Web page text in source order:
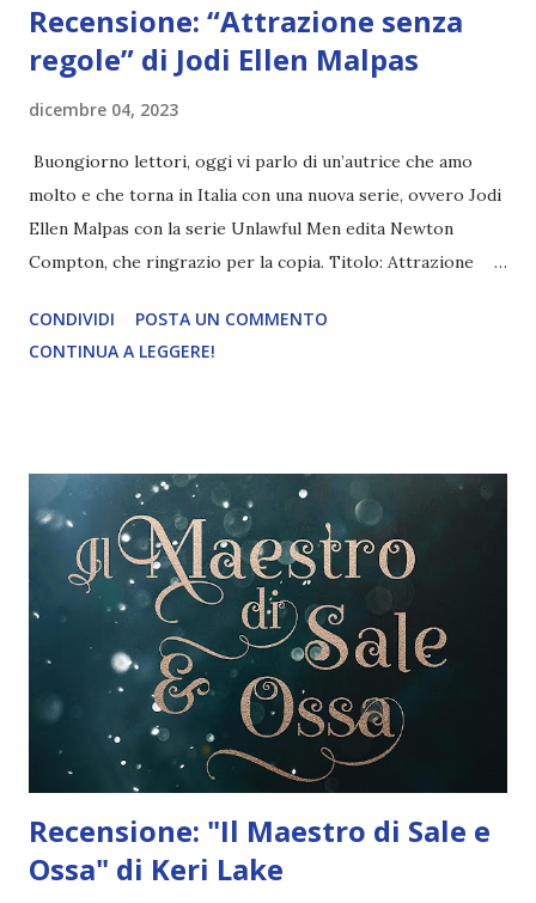
Recensione: “Attrazione senza
regole” di Jodi Ellen Malpas
dicembre 04, 2023
Buongiorno lettori, oggi vi parlo di un’autrice che amo
molto e che torna in Italia con una nuova serie, ovvero Jodi
Ellen Malpas con la serie Unlawful Men edita Newton
Compton, che ringrazio per la copia. Titolo: Attrazione
Newton Compton Data di pubblicazione: 24 Novembre
2023 Trama: Rose Cassidy non vive, si limita a esistere.
gioco di potere viene ceduta come ostaggio al famigerato
Danny Black, sente che è solo l'ennesima sfida da
sopportare, l'ennesima prova da superare. Ha sentito
parlare dell'uomo soprannominato l'Inglese per il suo forte
accento. È insensibile, spietato. Nessuna delle voci che
girano su di lui l'aveva messa però al corrente della sua
bellezza oscura e magnetica. Quando incontra i suoi occhi,
Rose sente c...
CONDIVIDI
POSTA UN COMMENTO
CONTINUA A LEGGERE!
Recensione: "Il Maestro di Sale e
Ossa" di Keri Lake